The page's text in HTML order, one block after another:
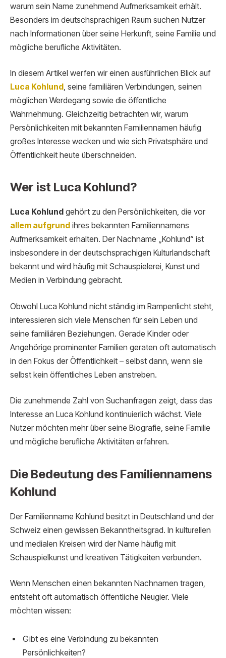
warum sein Name zunehmend Aufmerksamkeit erhält.
Besonders im deutschsprachigen Raum suchen Nutzer
nach Informationen über seine Herkunft, seine Familie und
mögliche berufliche Aktivitäten.
In diesem Artikel werfen wir einen ausführlichen Blick auf
Luca Kohlund, seine familiären Verbindungen, seinen
möglichen Werdegang sowie die öffentliche
Wahrnehmung. Gleichzeitig betrachten wir, warum
Persönlichkeiten mit bekannten Familiennamen häufig
großes Interesse wecken und wie sich Privatsphäre und
Öffentlichkeit heute überschneiden.
Wer ist Luca Kohlund?
Luca Kohlund gehört zu den Persönlichkeiten, die vor
allem aufgrund ihres bekannten Familiennamens
Aufmerksamkeit erhalten. Der Nachname „Kohlund“ ist
insbesondere in der deutschsprachigen Kulturlandschaft
bekannt und wird häufig mit Schauspielerei, Kunst und
Medien in Verbindung gebracht.
Obwohl Luca Kohlund nicht ständig im Rampenlicht steht,
interessieren sich viele Menschen für sein Leben und
seine familiären Beziehungen. Gerade Kinder oder
Angehörige prominenter Familien geraten oft automatisch
in den Fokus der Öffentlichkeit – selbst dann, wenn sie
selbst kein öffentliches Leben anstreben.
Die zunehmende Zahl von Suchanfragen zeigt, dass das
Interesse an Luca Kohlund kontinuierlich wächst. Viele
Nutzer möchten mehr über seine Biografie, seine Familie
und mögliche berufliche Aktivitäten erfahren.
Die Bedeutung des Familiennamens
Kohlund
Der Familienname Kohlund besitzt in Deutschland und der
Schweiz einen gewissen Bekanntheitsgrad. In kulturellen
und medialen Kreisen wird der Name häufig mit
Schauspielkunst und kreativen Tätigkeiten verbunden.
Wenn Menschen einen bekannten Nachnamen tragen,
entsteht oft automatisch öffentliche Neugier. Viele
möchten wissen:
Gibt es eine Verbindung zu bekannten
Persönlichkeiten?